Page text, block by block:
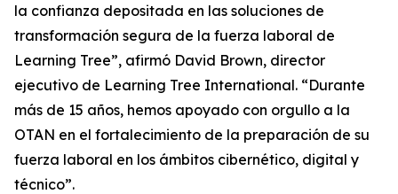
la confianza depositada en las soluciones de
transformación segura de la fuerza laboral de
Learning Tree”, afirmó David Brown, director
ejecutivo de Learning Tree International. “Durante
más de 15 años, hemos apoyado con orgullo a la
OTAN en el fortalecimiento de la preparación de su
fuerza laboral en los ámbitos cibernético, digital y
técnico”.